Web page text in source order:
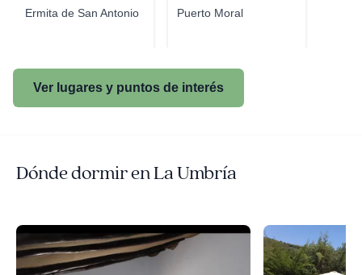
Ermita de San Antonio Puerto Moral
Ver lugares y puntos de interés
Dónde dormir en La Umbría